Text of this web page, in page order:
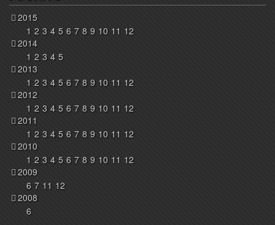
2015
1 2 3 4 5 6 7 8 9 10 11 12
2014
1 2 3 4 5
2013
1 2 3 4 5 6 7 8 9 10 11 12
2012
1 2 3 4 5 6 7 8 9 10 11 12
2011
1 2 3 4 5 6 7 8 9 10 11 12
2010
1 2 3 4 5 6 7 8 9 10 11 12
2009
6 7 11 12
2008
6